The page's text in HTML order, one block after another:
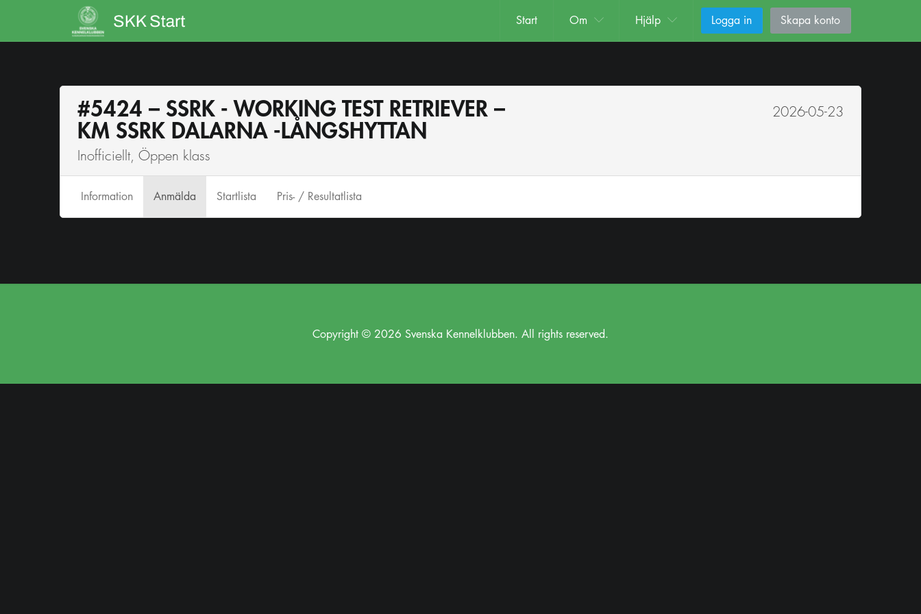
Start Om Hjälp Logga in Skapa konto
#5424 – SSRK - WORKING TEST RETRIEVER –
KM SSRK DALARNA -LÅNGSHYTTAN
Inofficiellt, Öppen klass
2026-05-23
Information Anmälda Startlista Pris- / Resultatlista
Copyright © 2026 Svenska Kennelklubben. All rights reserved.